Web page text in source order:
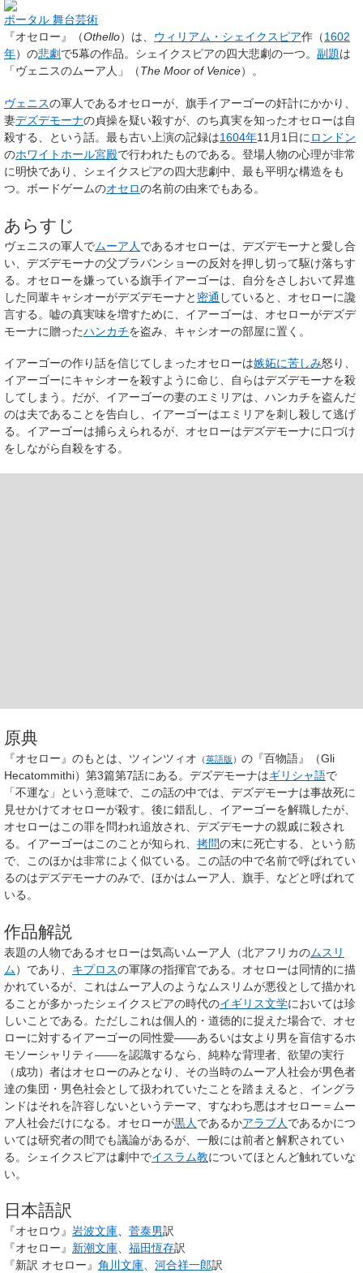
ポータル 舞台芸術
『オセロー』（Othello）は、 ウィリアム・シェイクスピア作（1602
年）の悲劇 で5幕の作品。シェイクスピアの四大悲劇の一つ。 副題は
「ヴェニスのムーア人」（The Moor of Venice）。
ヴェニスの軍人であるオセローが、旗手イアーゴーの奸計にかかり、
妻デズデモーナの貞操を疑い殺すが、のち真実を知ったオセローは自
殺する、という話。最も古い上演の記録は1604年11月1日に ロンドン
のホワイトホール宮殿で行われたものである。登場人物の心理が非常
に明快であり、シェイクスピアの四大悲劇中、最も平明な構造をも
つ。ボードゲームのオセロの名前の由来でもある。
あらすじ
ヴェニスの軍人でムーア人 であるオセローは、デズデモーナと愛し合
い、デズデモーナの父ブラバンショーの反対を押し切って駆け落ちす
る。オセローを嫌っている旗手イアーゴーは、自分をさしおいて昇進
した同輩キャシオーがデズデモーナと 密通 していると、オセローに讒
言する。嘘の真実味を増すために、イアーゴーは、オセローがデズデ
モーナに贈ったハンカチを盗み、キャシオーの部屋に置く。
イアーゴーの作り話を信じてしまったオセローは嫉妬に苦しみ怒り、
イアーゴーにキャシオーを殺すように命じ、自らはデズデモーナを殺
してしまう。だが、イアーゴーの妻のエミリアは、ハンカチを盗んだ
のは夫であることを告白し、イアーゴーはエミリアを刺し殺して逃げ
る。イアーゴーは捕らえられるが、オセローはデズデモーナに口づけ
をしながら自殺をする。
原典
『オセロー』のもとは、 ツィンツィオ （英語版 ） の『百物語』（Gli
Hecatommithi）第3篇第7話にある。デズデモーナはギリシャ語で
「不運な」という意味で、この話の中では、デズデモーナは事故死に
見せかけてオセローが殺す。後に錯乱し、イアーゴーを解職したが、
オセローはこの罪を問われ追放され、デズデモーナの親戚に殺され
る。イアーゴーはこのことが知られ、 拷問の末に死亡する、という筋
で、このほかは非常によく似ている。この話の中で名前で呼ばれてい
るのはデズデモーナのみで、ほかはムーア人、旗手、などと呼ばれて
いる。
作品解説
表題の人物であるオセローは気高いムーア人（北アフリカのムスリ
ム）であり、 キプロスの軍隊の指揮官である。オセローは同情的に描
かれているが、これはムーア人のようなムスリムが悪役として描かれ
ることが多かったシェイクスピアの時代のイギリス文学においては珍
しいことである。ただしこれは個人的・道徳的に捉えた場合で、オセ
ローに対するイアーゴーの同性愛――あるいは女より男を盲信するホ
モソーシャリティ――を認識するなら、純粋な背理者、欲望の実行
（成功）者はオセローのみとなり、その当時のムーア人社会が男色者
達の集団・男色社会として扱われていたことを踏まえると、イングラ
ンドはそれを許容しないというテーマ、すなわち悪はオセロー＝ムー
ア人社会だけになる。オセローが黒人 であるかアラブ人 であるかにつ
いては研究者の間でも議論があるが、一般には前者と解釈されてい
る。シェイクスピアは劇中でイスラム教についてほとんど触れていな
い。
日本語訳
『オセロウ』 岩波文庫、 菅泰男訳
『オセロー』 新潮文庫、 福田恆存訳
『新訳 オセロー』 角川文庫、 河合祥一郎訳